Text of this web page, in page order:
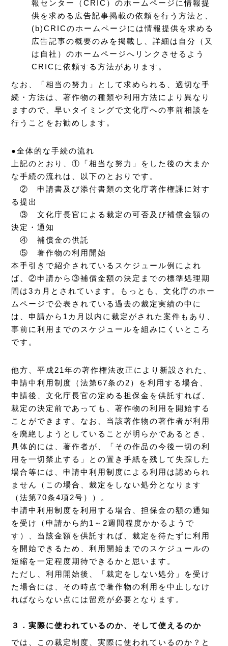
報センター（CRIC）のホームページに情報提
供を求める広告記事掲載の依頼を行う方法と、
(b)CRICのホームページには情報提供を求める
広告記事の概要のみを掲載し、詳細は自分（又
は自社）のホームページへリンクさせるよう
CRICに依頼する方法があります。
なお、「相当の努力」として求められる、適切な手
続・方法は、著作物の種類や利用方法により異なり
ますので、早いタイミングで文化庁への事前相談を
行うことをお勧めします。
●全体的な手続の流れ
上記のとおり、①「相当な努力」をした後の大まか
な手続の流れは、以下のとおりです。
② 申請書及び添付書類の文化庁著作権課に対す
る提出
③ 文化庁長官による裁定の可否及び補償金額の
決定・通知
④ 補償金の供託
⑤ 著作物の利用開始
本手引きで紹介されているスケジュール例によれ
ば、②申請から③補償金額の決定までの標準処理期
間は3カ月とされています。もっとも、文化庁のホー
ムページで公表されている過去の裁定実績の中に
は、申請から1カ月以内に裁定がされた案件もあり、
事前に利用までのスケジュールを組みにくいところ
です。
他方、平成21年の著作権法改正により新設された、
申請中利用制度（法第67条の2）を利用する場合、
申請後、文化庁長官の定める担保金を供託すれば、
裁定の決定前であっても、著作物の利用を開始する
ことができます。なお、当該著作物の著作者が利用
を廃絶しようとしていることが明らかであるとき、
具体的には、著作者が、「その作品の今後一切の利
用を一切禁止する」との置き手紙を残して失踪した
場合等には、申請中利用制度による利用は認められ
ません（この場合、裁定をしない処分となります
（法第70条4項2号））。
申請中利用制度を利用する場合、担保金の額の通知
を受け（申請から約1～2週間程度かかるようで
す）、当該金額を供託すれば、裁定を待たずに利用
を開始できるため、利用開始までのスケジュールの
短縮を一定程度期待できるかと思います。
ただし、利用開始後、「裁定をしない処分」を受け
た場合には、その時点で著作物の利用を中止しなけ
ればならない点には留意が必要となります。
３．実際に使われているのか、そして使えるのか
では、この裁定制度、実際に使われているのか？と